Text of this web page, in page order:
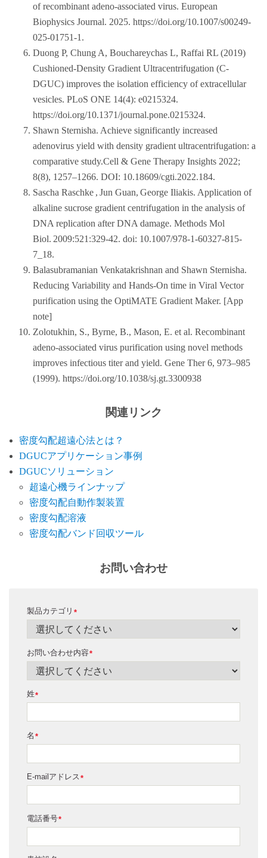
of recombinant adeno‑associated virus. European
Biophysics Journal. 2025. https://doi.org/10.1007/s00249-
025-01751-1.
Duong P, Chung A, Bouchareychas L, Raffai RL (2019)
Cushioned-Density Gradient Ultracentrifugation (C-
DGUC) improves the isolation efficiency of extracellular
vesicles. PLoS ONE 14(4): e0215324.
https://doi.org/10.1371/journal.pone.0215324.
Shawn Sternisha. Achieve significantly increased
adenovirus yield with density gradient ultracentrifugation: a
comparative study.Cell & Gene Therapy Insights 2022;
8(8), 1257–1266. DOI: 10.18609/cgti.2022.184.
Sascha Raschke , Jun Guan, George Iliakis. Application of
alkaline sucrose gradient centrifugation in the analysis of
DNA replication after DNA damage. Methods Mol
Biol. 2009:521:329-42. doi: 10.1007/978-1-60327-815-
7_18.
Balasubramanian Venkatakrishnan and Shawn Sternisha.
Reducing Variability and Hands-On time in Viral Vector
purification using the OptiMATE Gradient Maker. [App
note]
Zolotukhin, S., Byrne, B., Mason, E. et al. Recombinant
adeno-associated virus purification using novel methods
improves infectious titer and yield. Gene Ther 6, 973–985
(1999). https://doi.org/10.1038/sj.gt.3300938
関連リンク
密度勾配超遠心法とは？
DGUCアプリケーション事例
DGUCソリューション
超遠心機ラインナップ
密度勾配自動作製装置
密度勾配溶液
密度勾配バンド回収ツール
お問い合わせ
*
製品カテゴリ
*
お問い合わせ内容
*
姓
*
名
*
E-mailアドレス
*
電話番号